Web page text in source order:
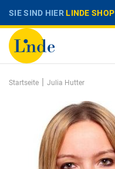
SIE SIND HIERLINDE SHOP
Startseite | Julia Hutter